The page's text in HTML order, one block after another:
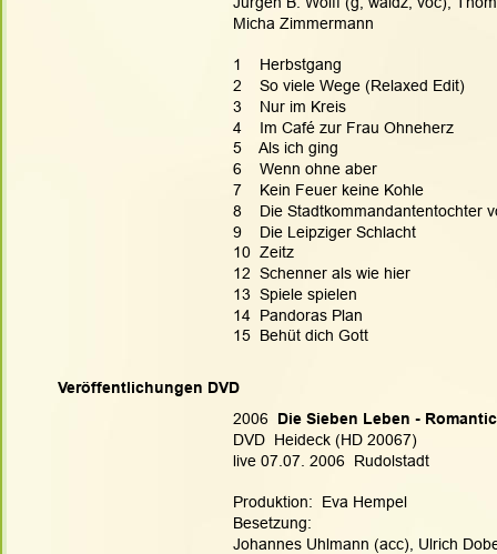
Micha Zimmermann
1    Herbstgang
2    So viele Wege (Relaxed Edit)
3    Nur im Kreis
4    Im Café zur Frau Ohneherz
5    Als ich ging
6    Wenn ohne aber
7    Kein Feuer keine Kohle
8    Die Stadtkommandantentochter
9    Die Leipziger Schlacht
10  Zeitz
12  Schenner als wie hier
13  Spiele spielen
14  Pandoras Plan
15  Behüt dich Gott
2006 Die Sieben Leben -
DVD  Heideck (HD 20067)
live 07.07. 2006  Rudolstadt
Produktion:  Eva Hempel
Besetzung:
Johannes Uhlmann (acc), Ulrich
Veröffentlichungen DVD